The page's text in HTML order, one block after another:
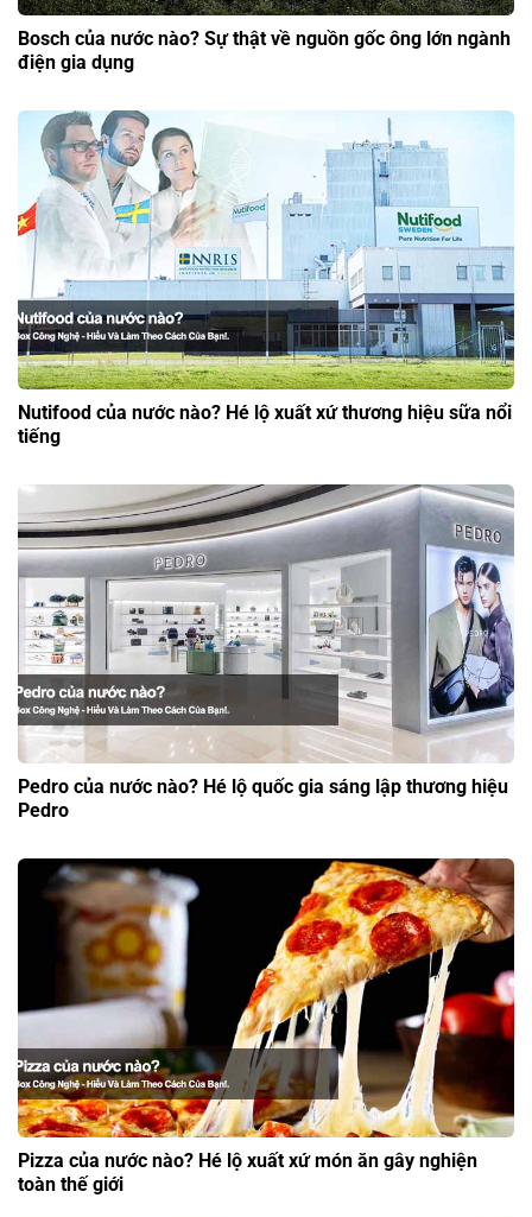
Bosch của nước nào? Sự thật về nguồn gốc ông lớn ngành
điện gia dụng
Nutifood của nước nào? Hé lộ xuất xứ thương hiệu sữa nổi
tiếng
Pedro của nước nào? Hé lộ quốc gia sáng lập thương hiệu
Pedro
Pizza của nước nào? Hé lộ xuất xứ món ăn gây nghiện
toàn thế giới